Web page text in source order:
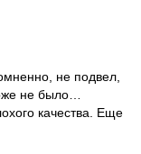
не подвел,
не было…
качества. Еще